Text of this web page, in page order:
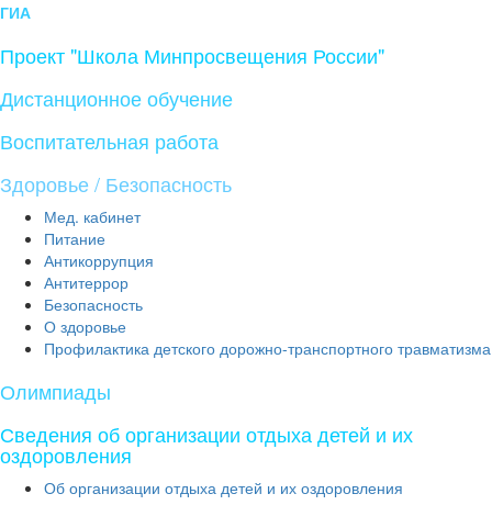
ГИА
Проект "Школа Минпросвещения России"
Дистанционное обучение
Воспитательная работа
Здоровье / Безопасность
Мед. кабинет
Питание
Антикоррупция
Антитеррор
Безопасность
О здоровье
Профилактика детского дорожно-транспортного травматизма
Олимпиады
Сведения об организации отдыха детей и их
оздоровления
Об организации отдыха детей и их оздоровления